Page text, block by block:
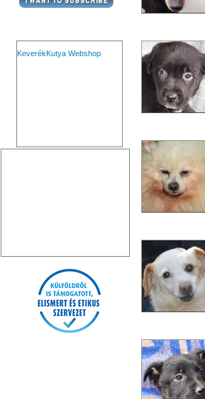
KeverékKutya Webshop